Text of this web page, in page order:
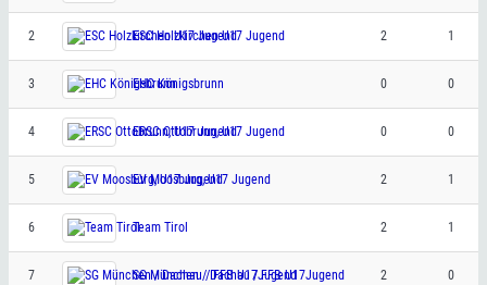
2 ESC Holzkirchen U17 Jugend 2 1
3 EHC Königsbrunn 0 0
4 ERSC Ottobrunn, U17 Jugend 0 0
5 EV Moosburg, U17 Jugend 2 1
6 Team Tirol 2 1
7 SG München / Dachau / FFB U17Jugend 2 0